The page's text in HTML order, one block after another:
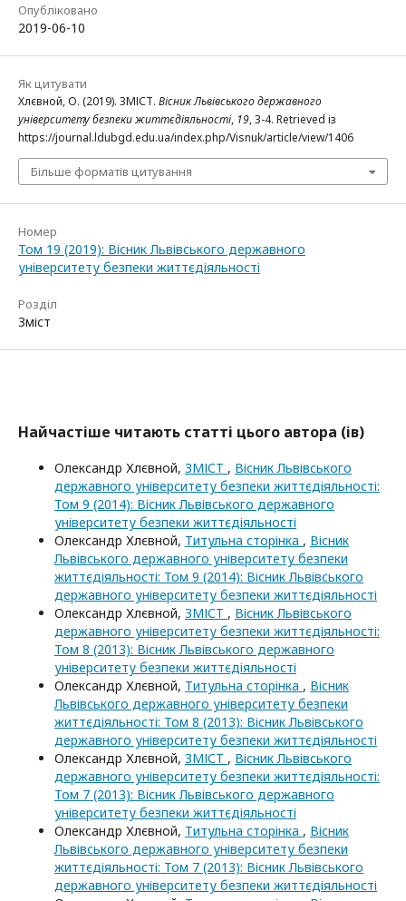
Опубліковано
2019-06-10
Як цитувати
Хлєвной, О. (2019). ЗМІСТ. Вісник Львівського державного
університету безпеки життєдіяльності, 19, 3-4. Retrieved із
https://journal.ldubgd.edu.ua/index.php/Visnuk/article/view/1406
Більше форматів цитування
Номер
Том 19 (2019): Вісник Львівського державного
університету безпеки життєдіяльності
Розділ
Зміст
Найчастіше читають статті цього автора (ів)
Олександр Хлєвной, ЗМІСТ , Вісник Львівського
державного університету безпеки життєдіяльності:
Том 9 (2014): Вісник Львівського державного
університету безпеки життєдіяльності
Олександр Хлєвной, Титульна сторінка , Вісник
Львівського державного університету безпеки
життєдіяльності: Том 9 (2014): Вісник Львівського
державного університету безпеки життєдіяльності
Олександр Хлєвной, ЗМІСТ , Вісник Львівського
державного університету безпеки життєдіяльності:
Том 8 (2013): Вісник Львівського державного
університету безпеки життєдіяльності
Олександр Хлєвной, Титульна сторінка , Вісник
Львівського державного університету безпеки
життєдіяльності: Том 8 (2013): Вісник Львівського
державного університету безпеки життєдіяльності
Олександр Хлєвной, ЗМІСТ , Вісник Львівського
державного університету безпеки життєдіяльності:
Том 7 (2013): Вісник Львівського державного
університету безпеки життєдіяльності
Олександр Хлєвной, Титульна сторінка , Вісник
Львівського державного університету безпеки
життєдіяльності: Том 7 (2013): Вісник Львівського
державного університету безпеки життєдіяльності